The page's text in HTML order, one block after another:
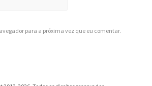
para a próxima vez que eu comentar.